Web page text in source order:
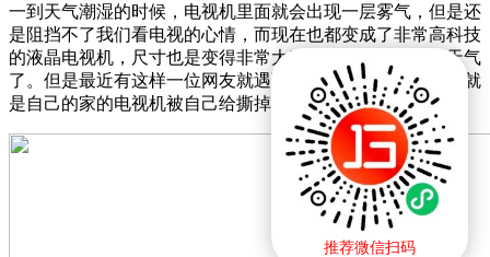
推荐微信扫码
一到天气潮湿的时候，电视机里面就会出现一层雾气，但是还
是阻挡不了我们看电视的心情，而现在也都变成了非常高科技
的液晶电视机，尺寸也是变得非常大了，再也不担心潮湿天气
了。但是最近有这样一位网友就遇到了一件头疼的事情，那就
是自己的家的电视机被自己给撕掉了。